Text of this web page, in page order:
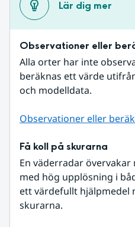
Lär dig mer
Observationer eller
Alla orter har inte
beräknas ett värde
och modelldata.
Observationer eller
Få koll på skurarna
En väderradar
med hög upplösning i
ett värdefullt hjälpmedel
skurarna.